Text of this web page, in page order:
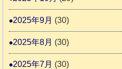
2025年9月 (30)
2025年8月 (30)
2025年7月 (30)